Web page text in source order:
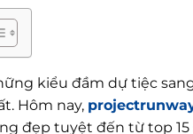
kiểu đầm dự tiệc
Hôm nay,
đẹp tuyệt đến từ top 15